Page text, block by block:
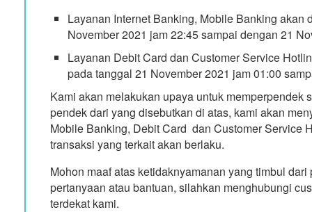
Layanan Internet Banking, Mobile Banking akan
November 2021 jam 22:45 sampai dengan 21
Layanan Debit Card dan Customer Service
pada tanggal 21 November 2021 jam 01:00
Kami akan melakukan upaya untuk memperpendek
pendek dari yang disebutkan di atas, kami akan
Mobile Banking, Debit Card dan Customer Service
transaksi yang terkait akan berlaku.
Mohon maaf atas ketidaknyamanan yang timbul
pertanyaan atau bantuan, silahkan menghubungi
terdekat kami.